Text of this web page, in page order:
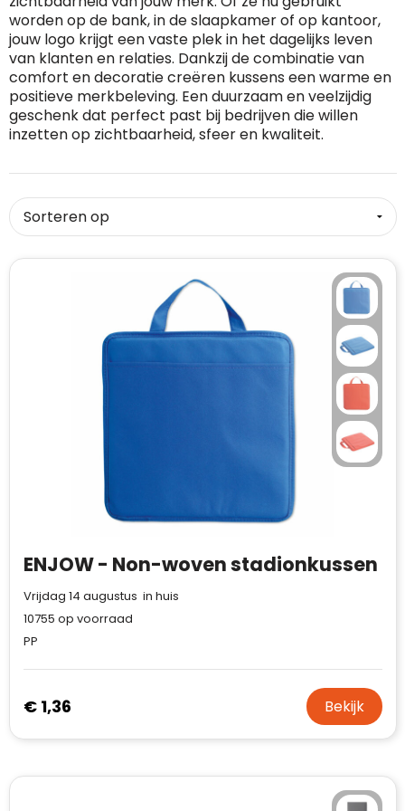
Home & Living
Keuken & Horeca
Reizen & Onderweg
Dag van de Vrijwilliger
Dag van de Zorgkundige
Kerstmis
Sinterklaas
Valentijn
Werelddierendag
RFX™
Sportlife®
Stanley®
Tenson
BIC
Fresh 'n Rebel
GolfOriginals
Kingcap
Mepal
MyKit
Ocean Bottle
Custom medaille
Custom deken
Custom pet, muts & hoed
Custom tas
Custom zomer
Custom telefoonaccessoires
Zorg
worden op de bank, in de slaapkamer of op kantoor,
jouw logo krijgt een vaste plek in het dagelijks leven
van klanten en relaties. Dankzij de combinatie van
comfort en decoratie creëren kussens een warme en
positieve merkbeleving. Een duurzaam en veelzijdig
geschenk dat perfect past bij bedrijven die willen
inzetten op zichtbaarheid, sfeer en kwaliteit.
ENJOW - Non-woven stadionkussen
Vrijdag 14 augustus in huis
10755 op voorraad
PP
€ 1,36 Bekijk